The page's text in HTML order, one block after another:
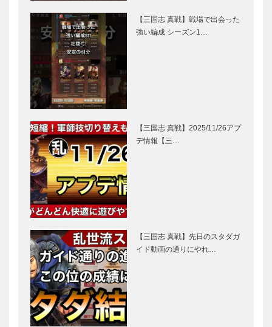
【三国志 真戦】戦場で出会った
強い編成 シーズン1…
【三国志 真戦】2025/11/26アプ
デ情報【三…
【三国志 真戦】先日のスタダガ
イド動画の通りにやれ…